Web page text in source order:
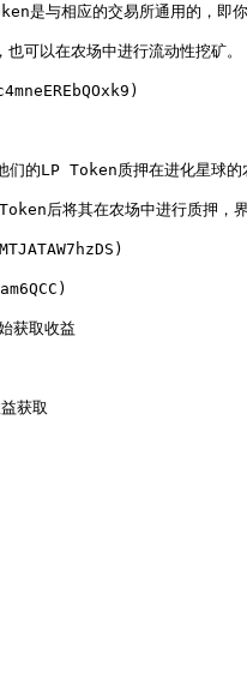
是与相应的交易所通用的，即
可以在农场中进行流动性挖矿。
的LP Token质押在进化星球
后将其在农场中进行质押，界
获取收益